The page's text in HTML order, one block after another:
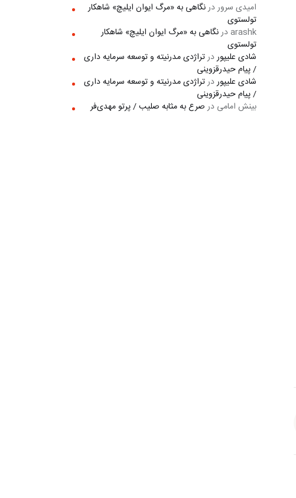
امیدی سروردرنگاهی به «مرگ ايوان ايليچ» شاهکار
تولستوی
arashkدرنگاهی به «مرگ ايوان ايليچ» شاهکار
تولستوی
شادی علیپوردرتراژدی مدرنیته و توسعه سرمایه داری
/ پیام حیدرقزوینی
شادی علیپوردرتراژدی مدرنیته و توسعه سرمایه داری
/ پیام حیدرقزوینی
بینش امامی درصرع به مثابه صلیب / پرتو مهدی‌فر